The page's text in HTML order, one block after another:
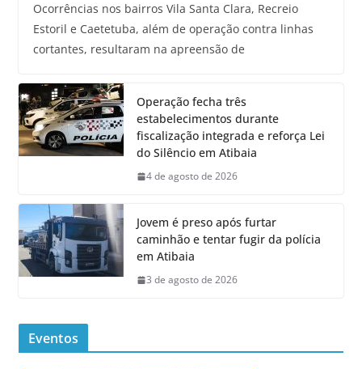
Ocorrências nos bairros Vila Santa Clara, Recreio
Estoril e Caetetuba, além de operação contra linhas
cortantes, resultaram na apreensão de
Operação fecha três
estabelecimentos durante
fiscalização integrada e reforça Lei
do Silêncio em Atibaia
4 de agosto de 2026
Jovem é preso após furtar
caminhão e tentar fugir da polícia
em Atibaia
3 de agosto de 2026
Eventos